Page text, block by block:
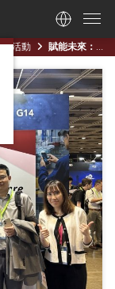
/ 活動 賦能未來：Tetra x 用友「AI+ Power Expo & Conference 2026」盛大回顧